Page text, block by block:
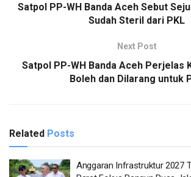
Satpol PP-WH Banda Aceh Sebut
Sudah Steril dari PKL
Next Post
Satpol PP-WH Banda Aceh Perjelas
Boleh dan Dilarang untuk
Related Posts
Anggaran Infrastruktur 2027